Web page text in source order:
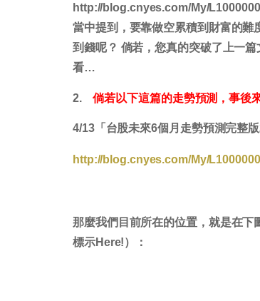
http://blog.cnyes.com/My/
當中提到，要靠做空累積到財富的
到錢呢？ 倘若，您真的突破了上一
看…
2.倘若以下這篇的走勢預測，事後
4/13「台股未來6個月走勢預測完整版
http://blog.cnyes.com/My/
那麼我們目前所在的位置，就是在下
標示Here!）：